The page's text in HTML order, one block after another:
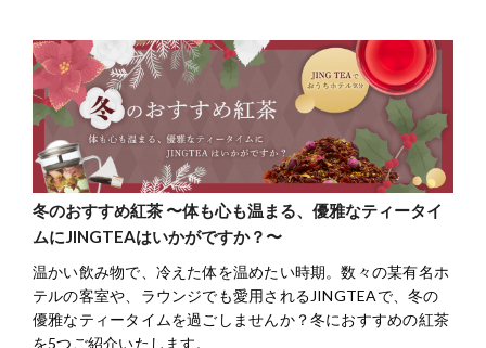
冬のおすすめ紅茶 〜体も心も温まる、優雅なティータイ
ムにJINGTEAはいかがですか？〜
温かい飲み物で、冷えた体を温めたい時期。数々の某有名ホ
テルの客室や、ラウンジでも愛用されるJINGTEAで、冬の
優雅なティータイムを過ごしませんか？冬におすすめの紅茶
を5つご紹介いたします。